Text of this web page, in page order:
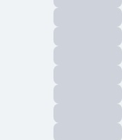
کاربرد:
🔸اگر شبکه‌ای بزرگ دارید
3. سوئیچ‌های گیگابیت (Gigabit Switches)
ویژگی‌ها:
🔸 سرعت انتقال داده بالا تا ۱ گیگابیت بر ثانیه
🔸مناسب برای انتقال